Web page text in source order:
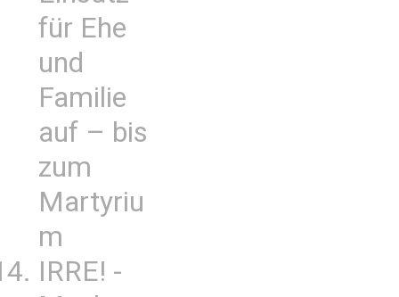
für Ehe
und
Familie
auf – bis
zum
Martyriu
m
IRRE! -